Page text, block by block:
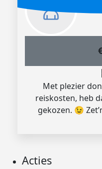
Met plezier
reiskosten, heb
gekozen. 😉
Acties